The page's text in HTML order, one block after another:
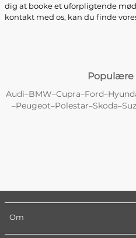
dig at booke et uforpligtende
kontakt med os, kan du finde
Audi–BMW–Cupra–Ford–
–Peugeot–Polestar–Skoda–
Om